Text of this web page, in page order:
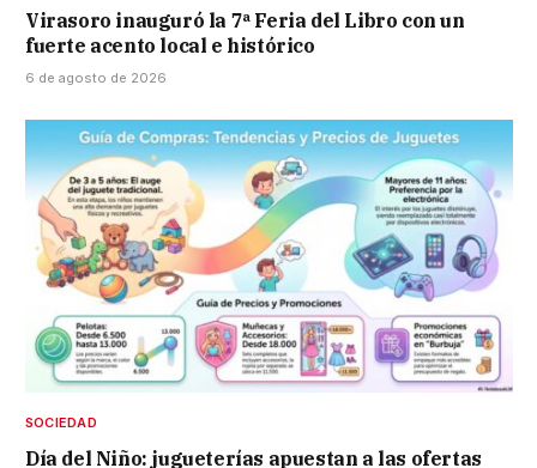
Virasoro inauguró la 7ª Feria del Libro con un
fuerte acento local e histórico
6 de agosto de 2026
SOCIEDAD
Día del Niño: jugueterías apuestan a las ofertas